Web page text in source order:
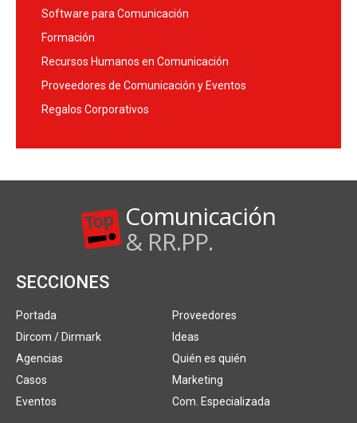
Software para Comunicación
Formación
Recursos Humanos en Comunicación
Proveedores de Comunicación y Eventos
Regalos Corporativos
Comunicación
& RR.PP.
SECCIONES
Portada
Dircom / Dirmark
Agencias
Casos
Eventos
Proveedores
Ideas
Quién es quién
Marketing
Com. Especializada